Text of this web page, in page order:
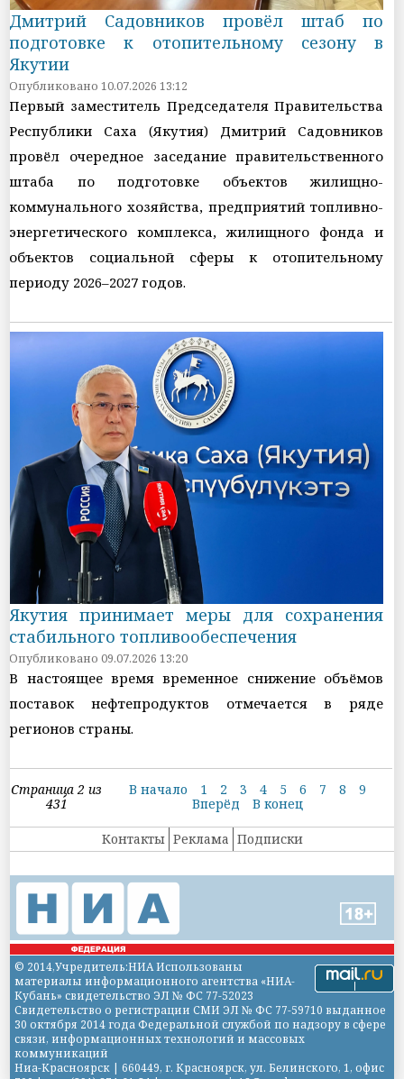
Дмитрий Садовников провёл штаб по
подготовке к отопительному сезону в
Якутии
Опубликовано 10.07.2026 13:12
Первый заместитель Председателя Правительства
Республики Саха (Якутия) Дмитрий Садовников
провёл очередное заседание правительственного
штаба по подготовке объектов жилищно-
коммунального хозяйства, предприятий топливно-
энергетического комплекса, жилищного фонда и
объектов социальной сферы к отопительному
периоду 2026–2027 годов.
Якутия принимает меры для сохранения
стабильного топливообеспечения
Опубликовано 09.07.2026 13:20
В настоящее время временное снижение объёмов
поставок нефтепродуктов отмечается в ряде
регионов страны.
Страница 2 из
431
В начало 1 2 3 4 5 6 7 8
9
Вперёд
В конец
Контакты Реклама Подписки
© 2014,Учредитель:НИА Использованы
материалы информационного агентства «НИА-
Кубань» свидетельство ЭЛ № ФС 77-52023
Свидетельство о регистрации СМИ ЭЛ № ФС 77-59710 выданное
30 октября 2014 года Федеральной службой по надзору в сфере
связи, информационных технологий и массовых
коммуникаций
Ниа-Красноярск | 660449, г. Красноярск, ул. Белинского, 1, офис